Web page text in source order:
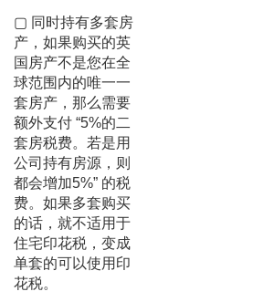
▢ 同时持有多套房
产，如果购买的英
国房产不是您在全
球范围内的唯一一
套房产，那么需要
额外支付 “5%的二
套房税费。若是用
公司持有房源，则
都会增加5%” 的税
费。如果多套购买
的话，就不适用于
住宅印花税，变成
单套的可以使用印
花税。